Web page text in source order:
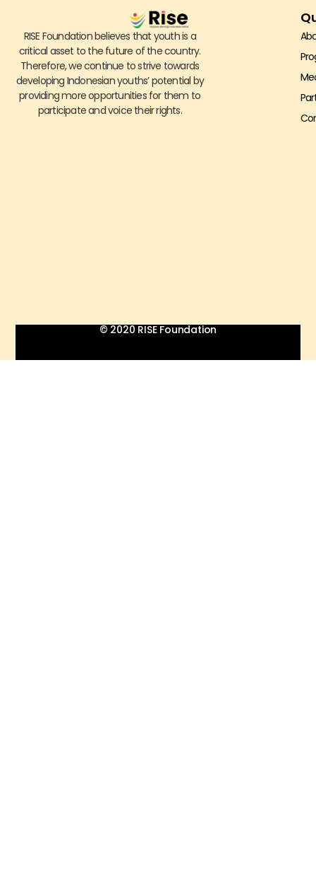
RISE Foundation believes that youth is a
critical asset to the future of the country.
Therefore, we continue to strive towards
developing Indonesian youths’ potential by
providing more opportunities for them to
participate and voice their rights.
© 2020 RISE Foundation